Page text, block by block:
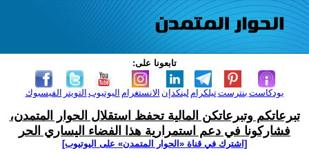
تابعونا على:
الفيسبوك التويتر اليوتيوب الانستغرام لينكدإن تيلكرامبنترست بودكاست
تبرعاتكم وتبرعاتكن المالية تحفظ استقلال الحوار المتمدن،
فشاركونا في دعم استمرارية هذا الفضاء اليساري الحر
[اشترك في قناة ‫«الحوار المتمدن» على اليوتيوب]